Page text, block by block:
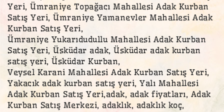
Yeri, Ümraniye Topağacı Mahallesi Adak Kurban
Satış Yeri, Ümraniye Yamanevler Mahallesi Adak
Kurban Satış Yeri,
Ümraniye Yukarıdudullu Mahallesi Adak Kurban
Satış Yeri, Üsküdar adak, Üsküdar adak kurban
satış yeri, Üsküdar Kurban,
Veysel Karani Mahallesi Adak Kurban Satış Yeri,
Yakacık adak kurban satış yeri, Yalı Mahallesi
Adak Kurban Satış Yeri,adak, adak fiyatları, Adak
Kurban Satış Merkezi, adaklık, adaklık koç,